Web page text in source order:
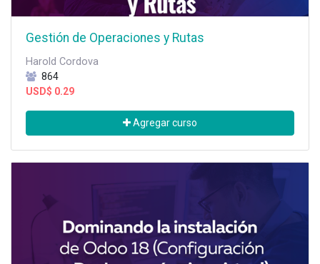
Gestión de Operaciones y Rutas
Harold Cordova
864
USD$ 0.29
Agregar curso